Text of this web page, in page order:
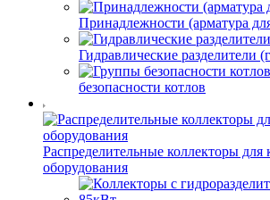
Принадлежности (арматура
Гидравлические разделители
безопасности котлов
Распределительные коллекторы для
оборудования